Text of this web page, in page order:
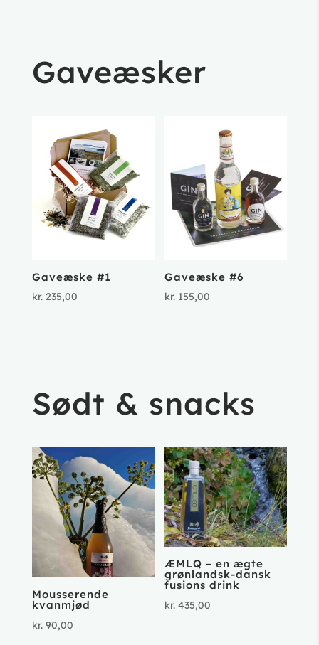
Gaveæsker
Gaveæske #1
kr.235,00
Gaveæske #6
kr. 155,00
Sødt & snacks
Mousserende
kvanmjød
kr.90,00
ÆMLQ – en ægte
grønlandsk-dansk
fusions drink
kr. 435,00